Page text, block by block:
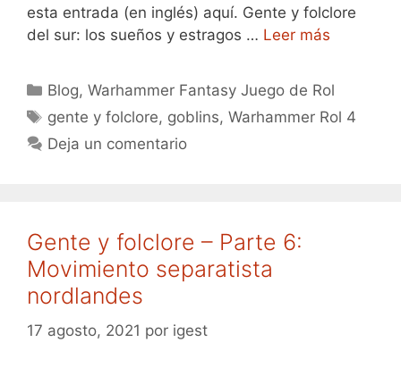
esta entrada (en inglés) aquí. Gente y folclore
del sur: los sueños y estragos … Leer más
Categorías
Blog,Warhammer Fantasy Juego de Rol
Etiquetas
gente y folclore, goblins,Warhammer Rol 4
Deja un comentario
Gente y folclore – Parte 6:
Movimiento separatista
nordlandes
17 agosto, 2021 por igest